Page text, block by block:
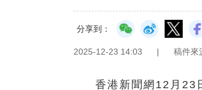
分享到：
2025-12-23 14:03 | 稿件來
香港新聞網12月23